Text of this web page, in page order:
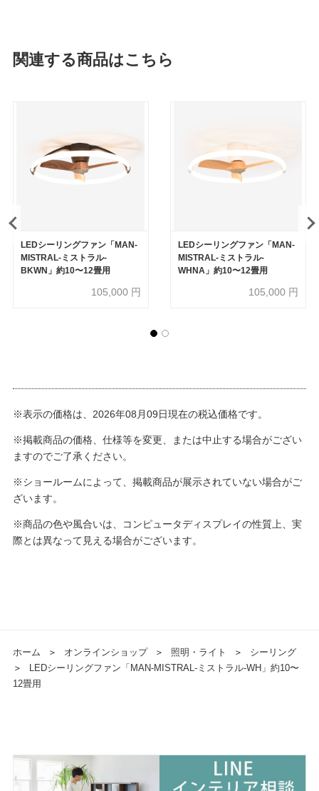
関連する商品はこちら
LEDシーリングファン「MAN-
MISTRAL-ミストラル-
BKWN」約10〜12畳用
105,000 円
LEDシーリングファン「MAN-
MISTRAL-ミストラル-
WHNA」約10〜12畳用
105,000 円
※表示の価格は、2026年08月09日現在の税込価格です。
※掲載商品の価格、仕様等を変更、または中止する場合がござい
ますのでご了承ください。
※ショールームによって、掲載商品が展示されていない場合がご
ざいます。
※商品の色や風合いは、コンピュータディスプレイの性質上、実
際とは異なって見える場合がございます。
ホーム ＞ オンラインショップ ＞ 照明・ライト ＞
シーリング
＞
LEDシーリングファン「MAN-MISTRAL-ミストラル-WH」約10〜
12畳用